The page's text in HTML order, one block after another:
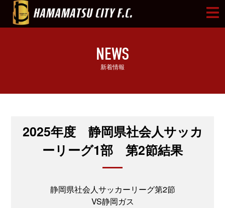
NEWS
新着情報
2025年度 静岡県社会人サッカ
ーリーグ1部 第2節結果
静岡県社会人サッカーリーグ第2節
VS静岡ガス